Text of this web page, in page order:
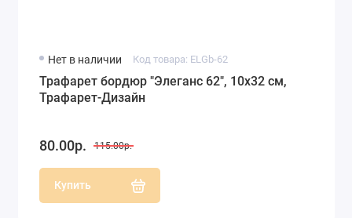
Нет в наличии Код товара: ELGb-62
Трафарет бордюр "Элеганс 62", 10х32 см,
Трафарет-Дизайн
80.00р. 115.00р.
Купить